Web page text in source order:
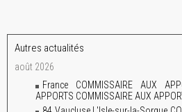
Autres actualités
août 2026
France COMMISSAIRE AUX
APPORTS COMMISSAIRE AUX